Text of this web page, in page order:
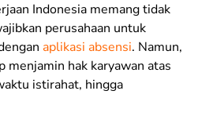
Indonesia memang tidak
perusahaan untuk
aplikasi absensi. Namun,
menjamin hak karyawan atas
istirahat, hingga